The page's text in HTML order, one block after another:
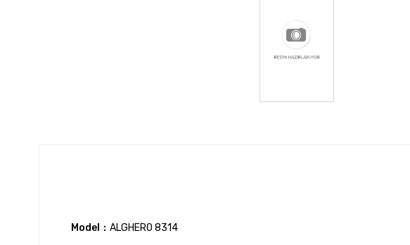
Model ALGHERO 8314